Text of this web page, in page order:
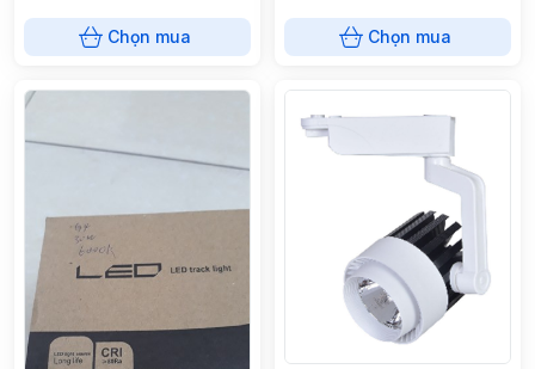
Chọn mua Chọn mua